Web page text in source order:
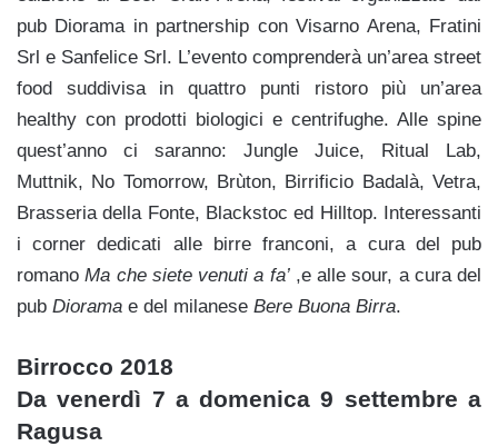
pub Diorama in partnership con Visarno Arena, Fratini
Srl e Sanfelice Srl. L’evento comprenderà un’area street
food suddivisa in quattro punti ristoro più un’area
healthy con prodotti biologici e centrifughe. Alle spine
quest’anno ci saranno: Jungle Juice, Ritual Lab,
Muttnik, No Tomorrow, Brùton, Birrificio Badalà, Vetra,
Brasseria della Fonte, Blackstoc ed Hilltop. Interessanti
i corner dedicati alle birre franconi, a cura del pub
romanoMa che siete venuti a fa’,e alle sour, a cura del
pub Diorama e del milanese Bere Buona Birra.
Birrocco 2018
Da venerdì 7 a domenica 9 settembre a
Ragusa